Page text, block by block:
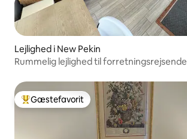
Lejlighed i New Pekin
Rummelig lejlighed til forretningsrejsende
Bedste gæstefavorit
Gæstefavorit